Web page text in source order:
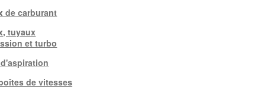
de carburant
tuyaux
et turbo
de vitesses